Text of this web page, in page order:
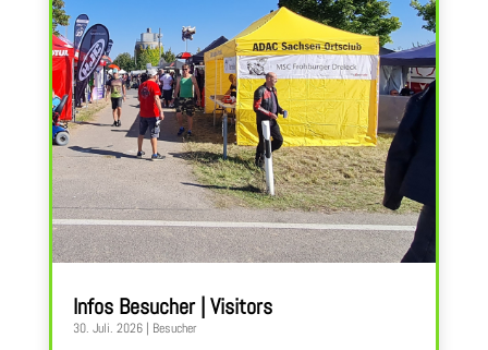
Infos Besucher | Visitors
30. Juli. 2026| Besucher